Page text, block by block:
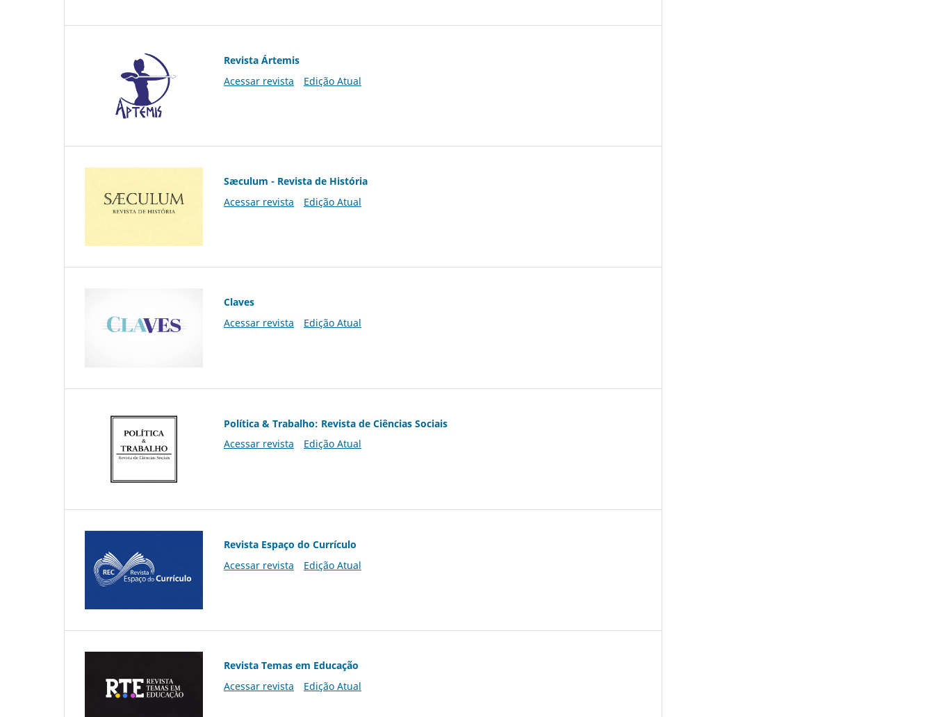
Revista Ártemis
Acessar revista
Edição Atual
Sæculum - Revista de História
Acessar revista
Edição Atual
Claves
Acessar revista
Edição Atual
Política & Trabalho: Revista de Ciências Sociais
Acessar revista
Edição Atual
Revista Espaço do Currículo
Acessar revista
Edição Atual
Revista Temas em Educação
Acessar revista
Edição Atual